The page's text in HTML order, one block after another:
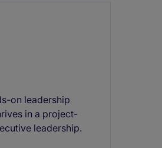
on leadership
in a project-
leadership.